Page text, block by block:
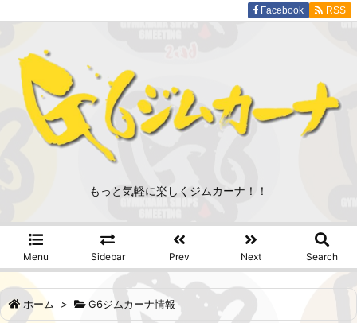
もっと気軽に楽しくジムカーナ！！
Menu Sidebar Prev Next Search
Facebook RSS
ホーム > G6ジムカーナ情報